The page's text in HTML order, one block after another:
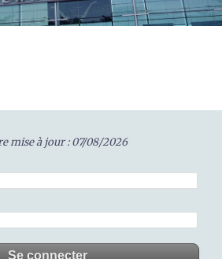
mise à jour : 07/08/2026